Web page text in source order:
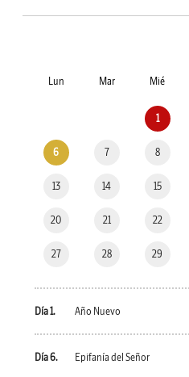
Lun Mar Mié
1
6 7 8
13 14 15
20 21 22
27 28 29
Día 1. Año Nuevo
Día 6. Epifanía del Señor